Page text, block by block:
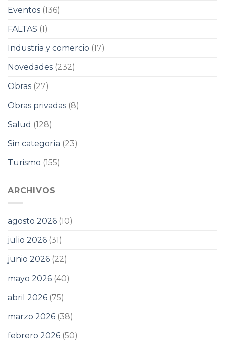
Eventos (136)
FALTAS (1)
Industria y comercio (17)
Novedades (232)
Obras (27)
Obras privadas (8)
Salud (128)
Sin categoría (23)
Turismo (155)
ARCHIVOS
agosto 2026 (10)
julio 2026 (31)
junio 2026 (22)
mayo 2026 (40)
abril 2026 (75)
marzo 2026 (38)
febrero 2026 (50)